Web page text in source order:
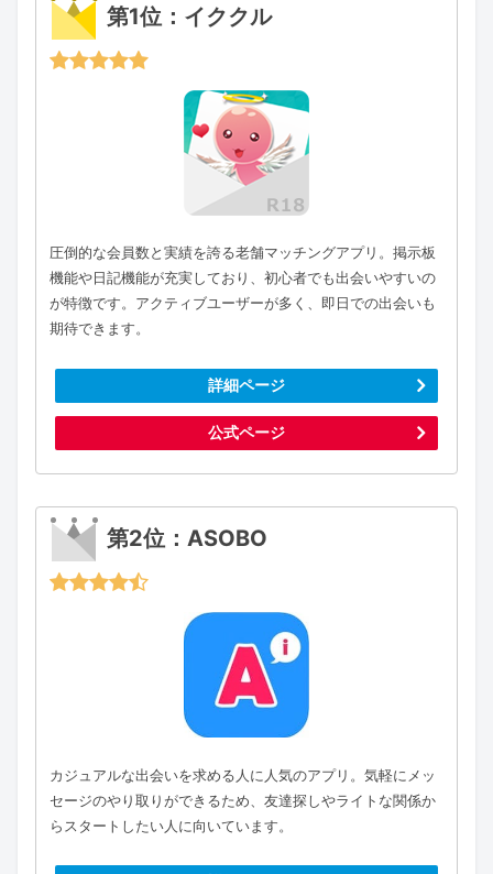
第1位：イククル
圧倒的な会員数と実績を誇る老舗マッチングアプリ。掲示板
機能や日記機能が充実しており、初心者でも出会いやすいの
が特徴です。アクティブユーザーが多く、即日での出会いも
期待できます。
詳細ページ
公式ページ
第2位：ASOBO
カジュアルな出会いを求める人に人気のアプリ。気軽にメッ
セージのやり取りができるため、友達探しやライトな関係か
らスタートしたい人に向いています。